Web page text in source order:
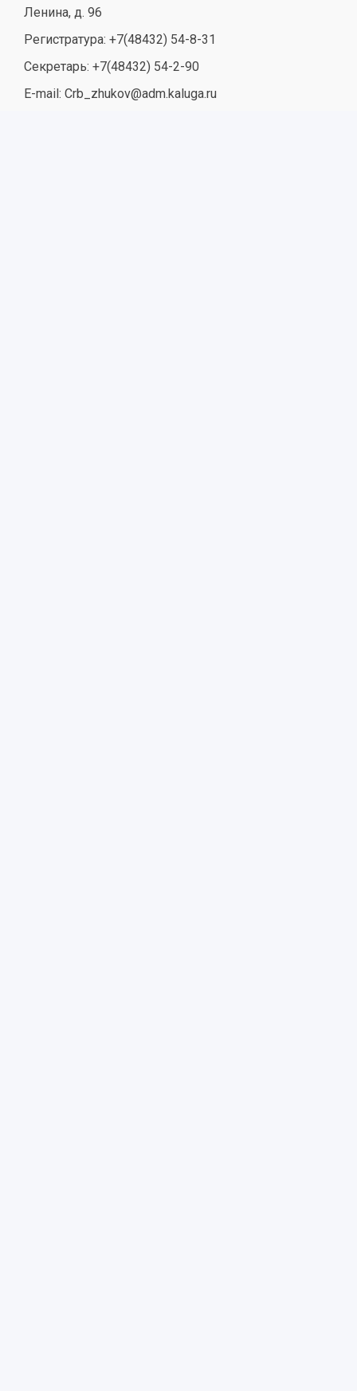
Ленина, д. 96
Регистратура: +7(48432) 54-8-31
Секретарь: +7(48432) 54-2-90
E-mail: Crb_zhukov@adm.kaluga.ru